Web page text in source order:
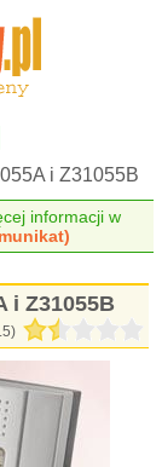
i Z31055B
informacji w
i Z31055B
)